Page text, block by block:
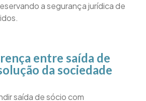
a segurança jurídica de
entre saída de
da sociedade
saída de sócio com